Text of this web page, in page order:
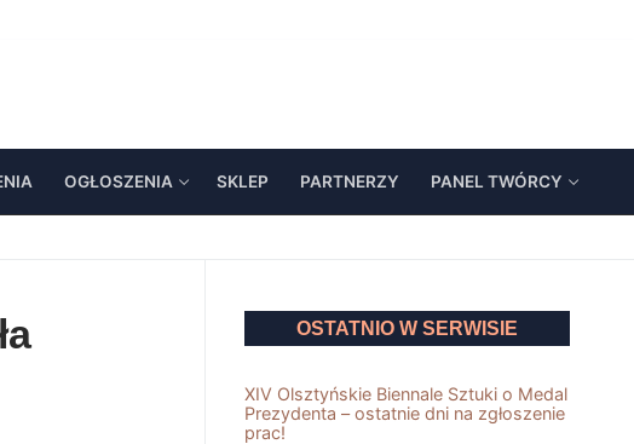
OGŁOSZENIA SKLEP PARTNERZY PANEL TWÓRCY
OSTATNIO W SERWISIE
XIV Olsztyńskie Biennale Sztuki o Medal
Prezydenta – ostatnie dni na zgłoszenie
prac!